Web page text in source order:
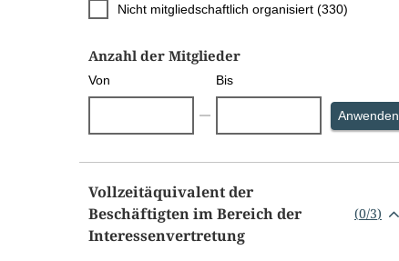
Nicht mitgliedschaftlich organisiert (330)
Anzahl der Mitglieder
Von Bis
Anwenden
Vollzeitäquivalent der
Beschäftigten im Bereich der
Interessenvertretung
(0/3)